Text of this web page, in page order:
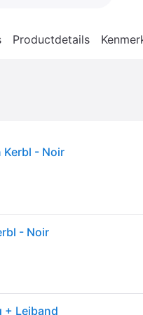
Productdetails
- Noir
- Noir
+ Leiband